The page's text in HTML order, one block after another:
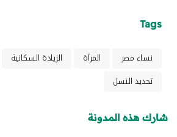
Tags
نساء مصر المرآة الزيادة السكانية
تحديد النسل
شارك هذه المدونة